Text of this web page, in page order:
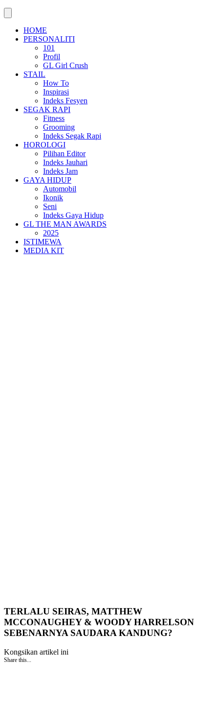
HOME
PERSONALITI
101
Profil
GL Girl Crush
STAIL
How To
Inspirasi
Indeks Fesyen
SEGAK RAPI
Fitness
Grooming
Indeks Segak Rapi
HOROLOGI
Pilihan Editor
Indeks Jauhari
Indeks Jam
GAYA HIDUP
Automobil
Ikonik
Seni
Indeks Gaya Hidup
GL THE MAN AWARDS
2025
ISTIMEWA
MEDIA KIT
TERLALU SEIRAS, MATTHEW
MCCONAUGHEY & WOODY HARRELSON
SEBENARNYA SAUDARA KANDUNG?
Kongsikan artikel ini
Share this...